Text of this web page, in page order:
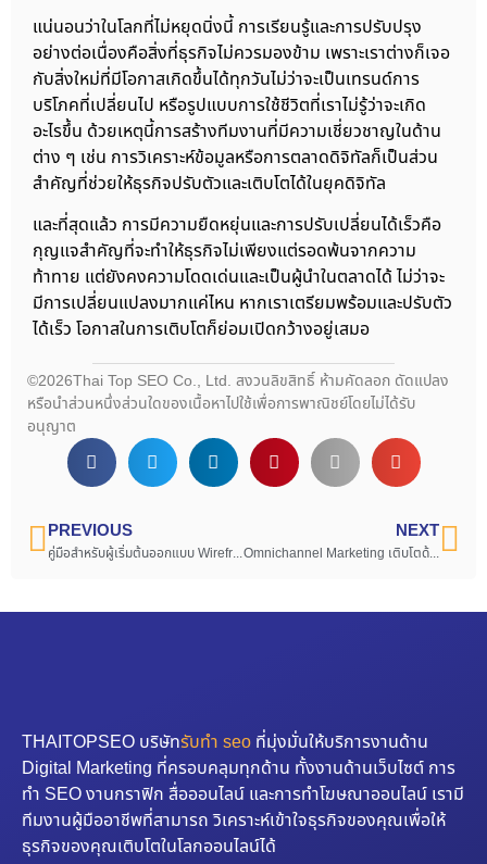
แน่นอนว่าในโลกที่ไม่หยุดนิ่งนี้ การเรียนรู้และการปรับปรุง
อย่างต่อเนื่องคือสิ่งที่ธุรกิจไม่ควรมองข้าม เพราะเราต่างก็เจอ
กับสิ่งใหม่ที่มีโอกาสเกิดขึ้นได้ทุกวันไม่ว่าจะเป็นเทรนด์การ
บริโภคที่เปลี่ยนไป หรือรูปแบบการใช้ชีวิตที่เราไม่รู้ว่าจะเกิด
อะไรขึ้น ด้วยเหตุนี้การสร้างทีมงานที่มีความเชี่ยวชาญในด้าน
ต่าง ๆ เช่น การวิเคราะห์ข้อมูลหรือการตลาดดิจิทัลก็เป็นส่วน
สำคัญที่ช่วยให้ธุรกิจปรับตัวและเติบโตได้ในยุคดิจิทัล
และที่สุดแล้ว การมีความยืดหยุ่นและการปรับเปลี่ยนได้เร็วคือ
กุญแจสำคัญที่จะทำให้ธุรกิจไม่เพียงแต่รอดพ้นจากความ
ท้าทาย แต่ยังคงความโดดเด่นและเป็นผู้นำในตลาดได้ ไม่ว่าจะ
มีการเปลี่ยนแปลงมากแค่ไหน หากเราเตรียมพร้อมและปรับตัว
ได้เร็ว โอกาสในการเติบโตก็ย่อมเปิดกว้างอยู่เสมอ
©2026Thai Top SEO Co., Ltd. สงวนลิขสิทธิ์ ห้ามคัดลอก ดัดแปลง
หรือนำส่วนหนึ่งส่วนใดของเนื้อหาไปใช้เพื่อการพาณิชย์โดยไม่ได้รับ
อนุญาต
PREVIOUS
คู่มือสำหรับผู้เริ่มต้นออกแบบ Wireframe Website
NEXT
Omnichannel Marketing เติบโตด้วยกลยุทธ์เพิ่มยอดขายหลายช่องทาง
THAITOPSEO บริษัทรับทำ seo ที่มุ่งมั่นให้บริการงานด้าน
Digital Marketing ที่ครอบคลุมทุกด้าน ทั้งงานด้านเว็บไซต์ การ
ทำ SEO งานกราฟิก สื่อออนไลน์ และการทำโฆษณาออนไลน์ เรามี
ทีมงานผู้มืออาชีพที่สามารถ วิเคราะห์เข้าใจธุรกิจของคุณเพื่อให้
ธุรกิจของคุณเติบโตในโลกออนไลน์ได้